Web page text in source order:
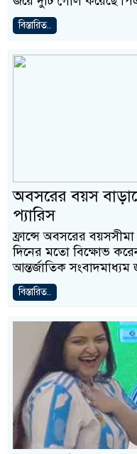
বিস্তারিত..
অবসরের বয়স
প্যারিস
ফ্রান্সে অবসরের
দিনের মতো বিক্ষোভ
আন্তর্জাতিক সংবাদমাধ্যম
বিস্তারিত..